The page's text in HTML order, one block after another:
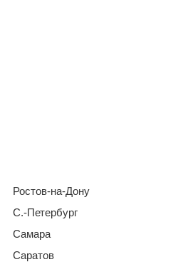
Ростов-на-Дону
С.-Петербург
Самара
Саратов